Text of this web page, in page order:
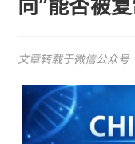
文章转载于微信公众号